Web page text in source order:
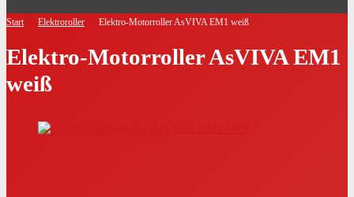
Start Elektroroller Elektro-Motorroller AsVIVA EM1 weiß
Elektro-Motorroller AsVIVA EM1
weiß